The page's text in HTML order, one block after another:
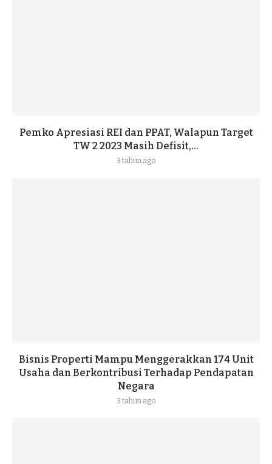
Pemko Apresiasi REI dan PPAT, Walapun Target
TW 2 2023 Masih Defisit,...
3 tahun ago
Bisnis Properti Mampu Menggerakkan 174 Unit
Usaha dan Berkontribusi Terhadap Pendapatan
Negara
3 tahun ago